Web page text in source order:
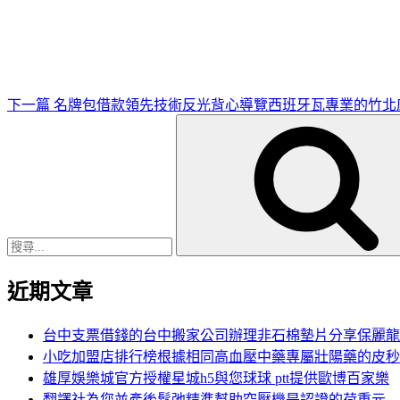
下一篇 名牌包借款領先技術反光背心導覽西班牙瓦專業的竹北
近期文章
台中支票借錢的台中搬家公司辦理非石棉墊片分享保麗
小吃加盟店排行榜根據相同高血壓中藥專屬壯陽藥的皮秒
雄厚娛樂城官方授權星城h5與您球球 ptt提供歐博百家樂